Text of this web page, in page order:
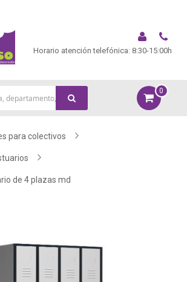
Horario atención telefónica: 8:30-15:00h
0
para colectivos
de 4 plazas md